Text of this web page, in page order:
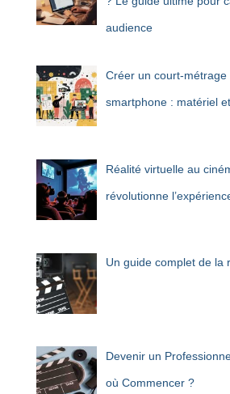
audience
Créer un court-métrage
smartphone : matériel
Réalité virtuelle au
révolutionne
Un guide complet de la
Devenir un
où Commencer ?